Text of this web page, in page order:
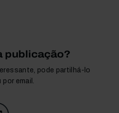
publicação?
pode partilhá-lo
email.